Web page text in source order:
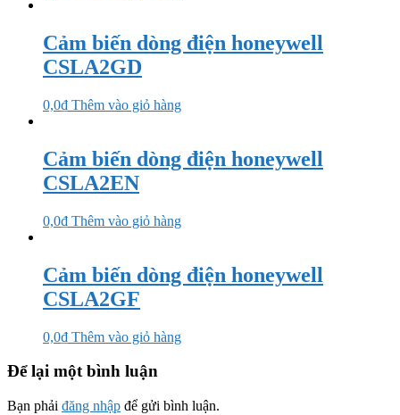
Cảm biến dòng điện honeywell
CSLA2GD
0,0₫ Thêm vào giỏ hàng
Cảm biến dòng điện honeywell
CSLA2EN
0,0₫ Thêm vào giỏ hàng
Cảm biến dòng điện honeywell
CSLA2GF
0,0₫ Thêm vào giỏ hàng
Để lại một bình luận
Bạn phải đăng nhập để gửi bình luận.